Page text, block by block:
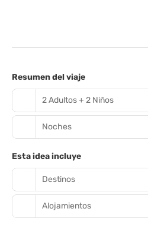
tiendas, restaurantes y opciones
encantador hotel presenta un
una serie de comodidades
para comenzar el día de la mejor
relajante baño en la piscina o
relajarse con una bebida
Resumen del viaje
2 Adultos + 2 Niños
Noches
Esta idea incluye
Destinos
Alojamientos